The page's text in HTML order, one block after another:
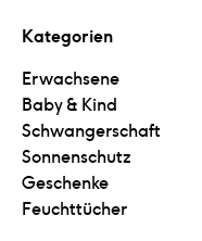
Kategorien
Erwachsene
Baby & Kind
Schwangerschaft
Sonnenschutz
Geschenke
Feuchttücher